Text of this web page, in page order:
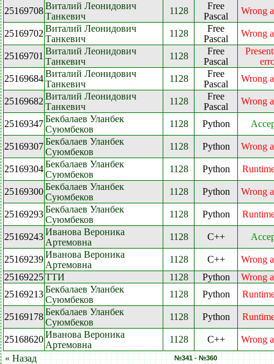
25169708Виталий Леонидович
Танкевич
1128
Free
Pascal
Wrong
25169702 Виталий Леонидович
Танкевич
1128
Free
Pascal
Wrong
25169701 Виталий Леонидович
Танкевич
1128
Free
Pascal
25169684Виталий Леонидович
Танкевич
1128
Free
Pascal
Wrong
25169682 Виталий Леонидович
Танкевич
1128
Free
Pascal
Wrong
25169347Бекбалаев Уланбек
Суюмбеков
1128 Python
25169307Бекбалаев Уланбек
Суюмбеков
1128 Python Wrong
25169304Бекбалаев Уланбек
Суюмбеков
1128 Python
25169300Бекбалаев Уланбек
Суюмбеков
1128 Python Wrong
25169293Бекбалаев Уланбек
Суюмбеков
1128 Python
25169243Иванова Вероника
Артемовна
1128 C++
25169239Иванова Вероника
Артемовна
1128 C++
Wrong
25169225ТТИ 1128 Python
Wrong
25169213Бекбалаев Уланбек
Суюмбеков
1128 Python
25169178Бекбалаев Уланбек
Суюмбеков
1128 Python
25168620Иванова Вероника
Артемовна
1128 C++
Wrong
« Назад
№341 - №360